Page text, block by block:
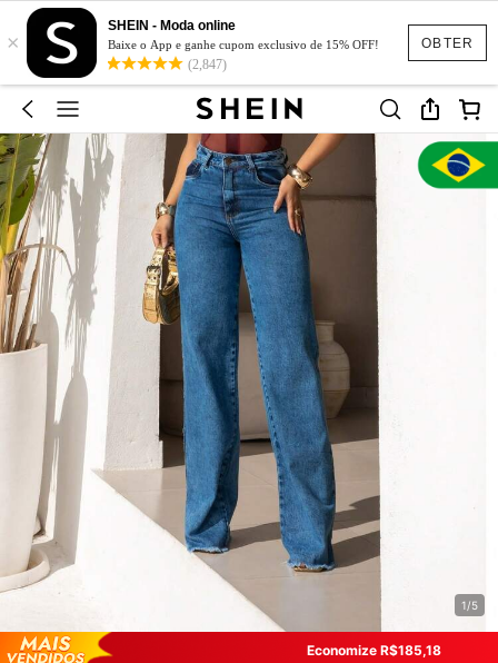
OBTER
×
SHEIN - Moda online
Baixe o App e ganhe cupom exclusivo de 15% OFF!
(2,847)
1/5
Economize R$185,18